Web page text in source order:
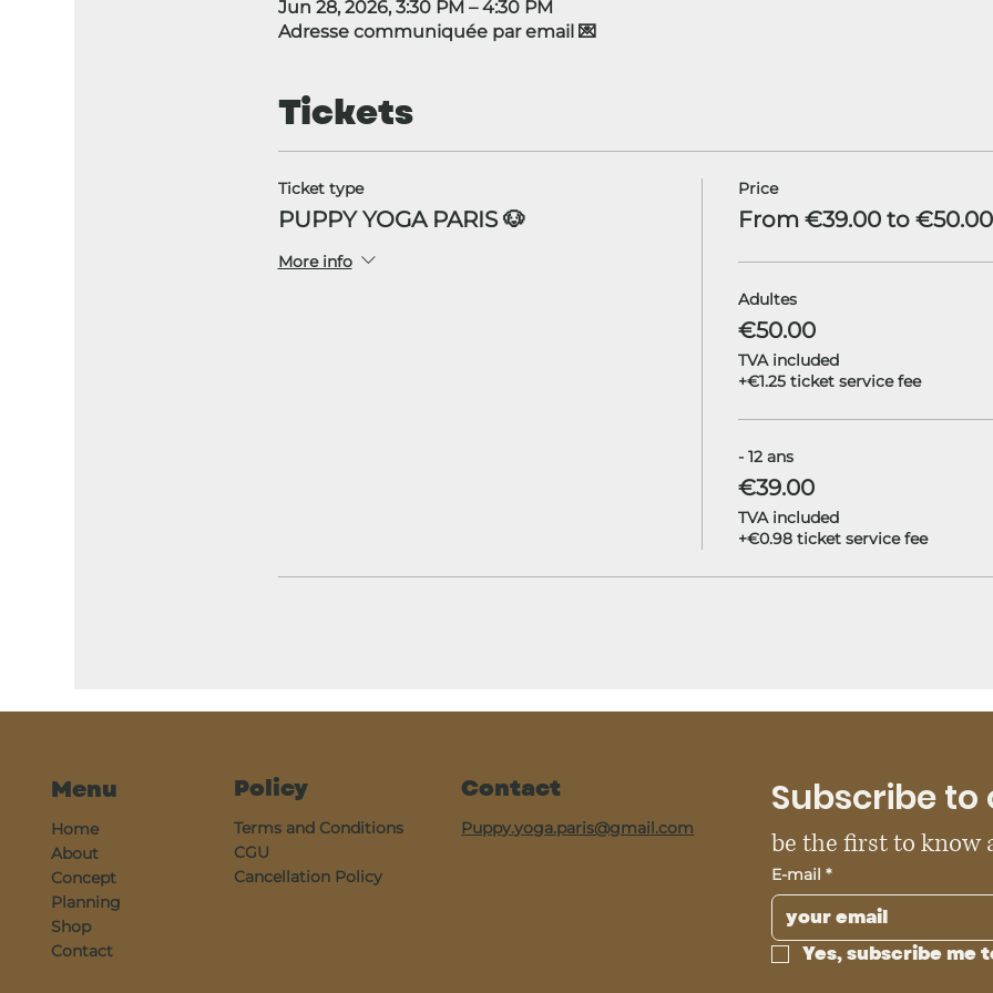
Jun 28, 2026, 3:30 PM – 4:30 PM
Adresse communiquée par email 💌
Tickets
Ticket type
PUPPY YOGA PARIS 🐶
More info
Price
From €39.00 to €50.00
Adultes
€50.00
TVA included
+€1.25 ticket service fee
- 12 ans
€39.00
TVA included
+€0.98 ticket service fee
Menu
Home
About
Concept
Planning
Shop
Contact
Policy
Terms and Conditions
CGU
Cancellation Policy
Contact
Puppy.yoga.paris@gmail.com
Subscribe
be the first to know
E-mail *
Yes, subscribe me